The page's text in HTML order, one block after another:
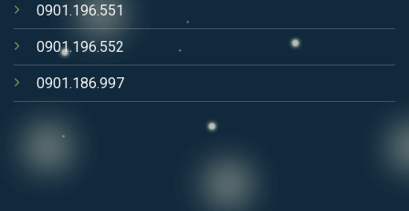
0901.196.551
0901.196.552
0901.186.997